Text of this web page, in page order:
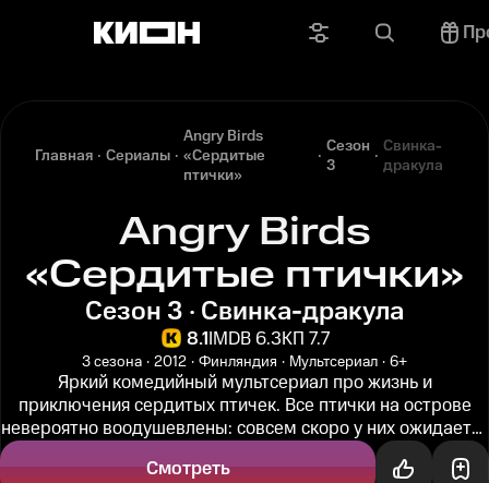
Главная Сериалы
Angry Birds
«Сердитые
птички»
Сезон
3
Свинка-
дракула
Angry Birds
«Сердитые птички»
Сезон 3 · Свинка-дракула
8.1IMDB 6.3КП 7.7
3 сезона 2012 Финляндия Мультсериал 6+
Яркий комедийный мультсериал про жизнь и
приключения сердитых птичек. Все птички на острове
невероятно воодушевлены: совсем скоро у них ожидается
пополнение. Ну а пока нужно...
Смотреть